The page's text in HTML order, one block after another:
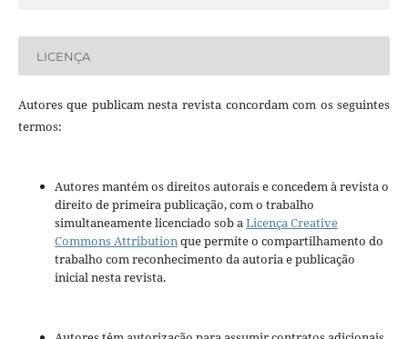
LICENÇA
Autores que publicam nesta revista concordam com os seguintes
termos:
Autores mantém os direitos autorais e concedem à revista o
direito de primeira publicação, com o trabalho
simultaneamente licenciado sob aLicença Creative
Commons Attributionque permite o compartilhamento do
trabalho com reconhecimento da autoria e publicação
inicial nesta revista.